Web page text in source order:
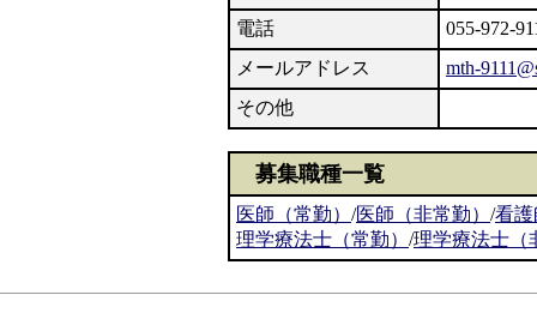
電話
055-972-
メールアドレス
mth-
その他
募集職種一覧
医師（常勤） /医師（非常勤） /看
理学療法士（常勤） /理学療法士（